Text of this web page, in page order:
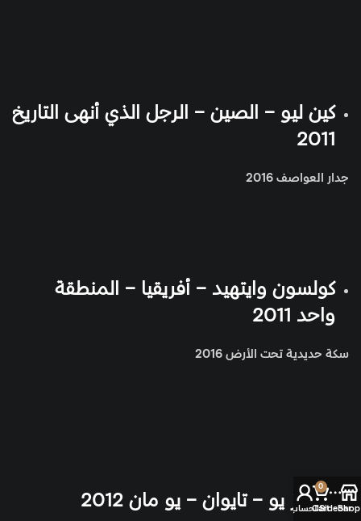
كين ليو – الصين – الرجل الذي أنهى التاريخ
2011
جدار العواصف 2016
كولسون وايتهيد – أفريقيا – المنطقة
واحد 2011
سكة حديدية تحت الأرض 2016
تشارلز يو – تايوان – يو مان 2012 Shop
Sidebar
0
Cartالحساب